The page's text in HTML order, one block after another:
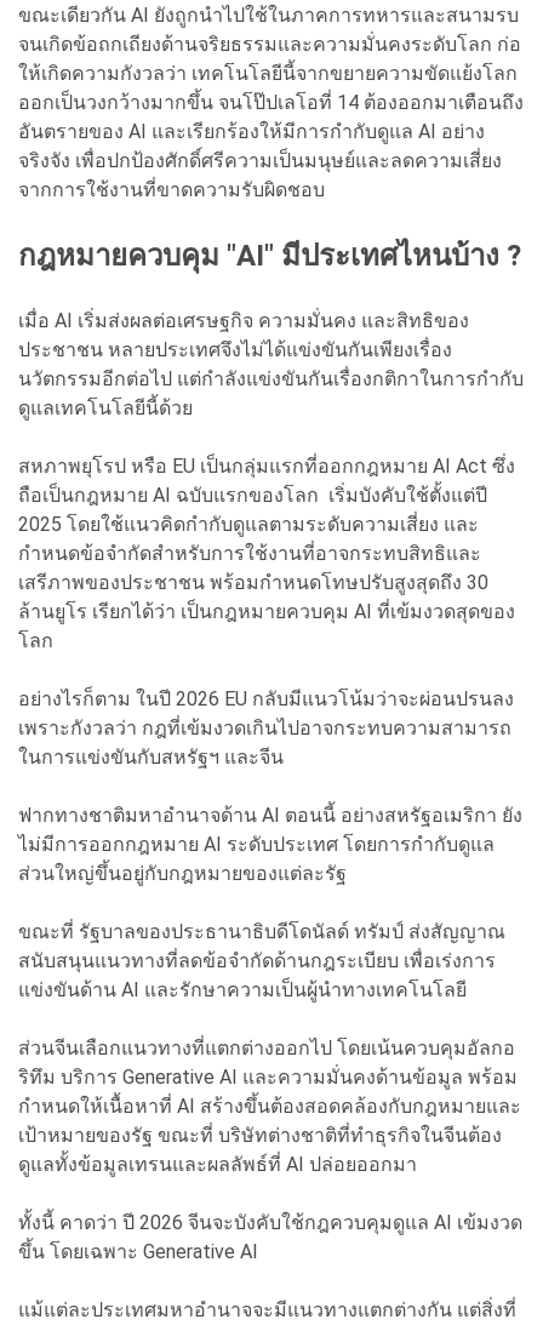
ขณะเดียวกัน AI ยังถูกนำไปใช้ในภาคการทหารและสนามรบ
จนเกิดข้อถกเถียงด้านจริยธรรมและความมั่นคงระดับโลก ก่อ
ให้เกิดความกังวลว่า เทคโนโลยีนี้จากขยายความขัดแย้งโลก
ออกเป็นวงกว้างมากขึ้น จนโป๊ปเลโอที่ 14 ต้องออกมาเตือนถึง
อันตรายของ AI และเรียกร้องให้มีการกำกับดูแล AI อย่าง
จริงจัง เพื่อปกป้องศักดิ์ศรีความเป็นมนุษย์และลดความเสี่ยง
จากการใช้งานที่ขาดความรับผิดชอบ
กฎหมายควบคุม "AI" มีประเทศไหนบ้าง ?
เมื่อ AI เริ่มส่งผลต่อเศรษฐกิจ ความมั่นคง และสิทธิของ
ประชาชน หลายประเทศจึงไม่ได้แข่งขันกันเพียงเรื่อง
นวัตกรรมอีกต่อไป แต่กำลังแข่งขันกันเรื่องกติกาในการกำกับ
ดูแลเทคโนโลยีนี้ด้วย
สหภาพยุโรป หรือ EU เป็นกลุ่มแรกที่ออกกฎหมาย AI Act ซึ่ง
ถือเป็นกฎหมาย AI ฉบับแรกของโลก เริ่มบังคับใช้ตั้งแต่ปี
2025 โดยใช้แนวคิดกำกับดูแลตามระดับความเสี่ยง และ
กำหนดข้อจำกัดสำหรับการใช้งานที่อาจกระทบสิทธิและ
เสรีภาพของประชาชน พร้อมกำหนดโทษปรับสูงสุดถึง 30
ล้านยูโร เรียกได้ว่า เป็นกฎหมายควบคุม AI ที่เข้มงวดสุดของ
โลก
อย่างไรก็ตาม ในปี 2026 EU กลับมีแนวโน้มว่าจะผ่อนปรนลง
เพราะกังวลว่า กฎที่เข้มงวดเกินไปอาจกระทบความสามารถ
ในการแข่งขันกับสหรัฐฯ และจีน
ฟากทางชาติมหาอำนาจด้าน AI ตอนนี้ อย่างสหรัฐอเมริกา ยัง
ไม่มีการออกกฎหมาย AI ระดับประเทศ โดยการกำกับดูแล
ส่วนใหญ่ขึ้นอยู่กับกฎหมายของแต่ละรัฐ
ขณะที่ รัฐบาลของประธานาธิบดีโดนัลด์ ทรัมป์ ส่งสัญญาณ
สนับสนุนแนวทางที่ลดข้อจำกัดด้านกฎระเบียบ เพื่อเร่งการ
แข่งขันด้าน AI และรักษาความเป็นผู้นำทางเทคโนโลยี
ส่วนจีนเลือกแนวทางที่แตกต่างออกไป โดยเน้นควบคุมอัลกอ
ริทึม บริการ Generative AI และความมั่นคงด้านข้อมูล พร้อม
กำหนดให้เนื้อหาที่ AI สร้างขึ้นต้องสอดคล้องกับกฎหมายและ
เป้าหมายของรัฐ ขณะที่ บริษัทต่างชาติที่ทำธุรกิจในจีนต้อง
ดูแลทั้งข้อมูลเทรนและผลลัพธ์ที่ AI ปล่อยออกมา
ทั้งนี้ คาดว่า ปี 2026 จีนจะบังคับใช้กฎควบคุมดูแล AI เข้มงวด
ขึ้น โดยเฉพาะ Generative AI
แม้แต่ละประเทศมหาอำนาจจะมีแนวทางแตกต่างกัน แต่สิ่งที่